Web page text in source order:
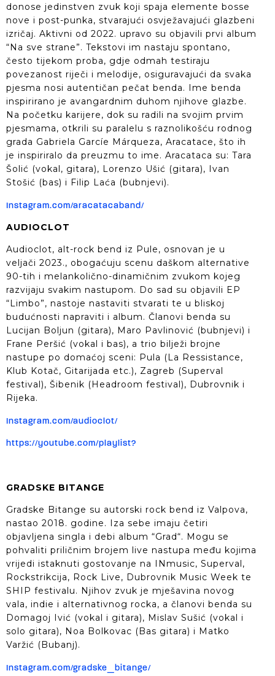
donose jedinstven zvuk koji spaja elemente bosse
nove i post-punka, stvarajući osvježavajući glazbeni
izričaj. Aktivni od 2022. upravo su objavili prvi album
“Na sve strane”. Tekstovi im nastaju spontano,
često tijekom proba, gdje odmah testiraju
povezanost riječi i melodije, osiguravajući da svaka
pjesma nosi autentičan pečat benda. Ime benda
inspirirano je avangardnim duhom njihove glazbe.
Na početku karijere, dok su radili na svojim prvim
pjesmama, otkrili su paralelu s raznolikošću rodnog
grada Gabriela Garcíe Márqueza, Aracatace, što ih
je inspiriralo da preuzmu to ime. Aracataca su: Tara
Šolić (vokal, gitara), Lorenzo Ušić (gitara), Ivan
Stošić (bas) i Filip Laća (bubnjevi).
Instagram.com/aracatacaband/
AUDIOCLOT
Audioclot, alt-rock bend iz Pule, osnovan je u
veljači 2023., obogaćuju scenu daškom alternative
90-tih i melankolično-dinamičnim zvukom kojeg
razvijaju svakim nastupom. Do sad su objavili EP
“Limbo”, nastoje nastaviti stvarati te u bliskoj
budućnosti napraviti i album. Članovi benda su
Lucijan Boljun (gitara), Maro Pavlinović (bubnjevi) i
Frane Peršić (vokal i bas), a trio bilježi brojne
nastupe po domaćoj sceni: Pula (La Ressistance,
Klub Kotač, Gitarijada etc.), Zagreb (Superval
festival), Šibenik (Headroom festival), Dubrovnik i
Rijeka.
Instagram.com/audioclot/
https://youtube.com/playlist?
GRADSKE BITANGE
Gradske Bitange su autorski rock bend iz Valpova,
nastao 2018. godine. Iza sebe imaju četiri
objavljena singla i debi album “Grad“. Mogu se
pohvaliti priličnim brojem live nastupa među kojima
vrijedi istaknuti gostovanje na INmusic, Superval,
Rockstrikcija, Rock Live, Dubrovnik Music Week te
SHIP festivalu. Njihov zvuk je mješavina novog
vala, indie i alternativnog rocka, a članovi benda su
Domagoj Ivić (vokal i gitara), Mislav Sušić (vokal i
solo gitara), Noa Bolkovac (Bas gitara) i Matko
Varžić (Bubanj).
Instagram.com/gradske_bitange/